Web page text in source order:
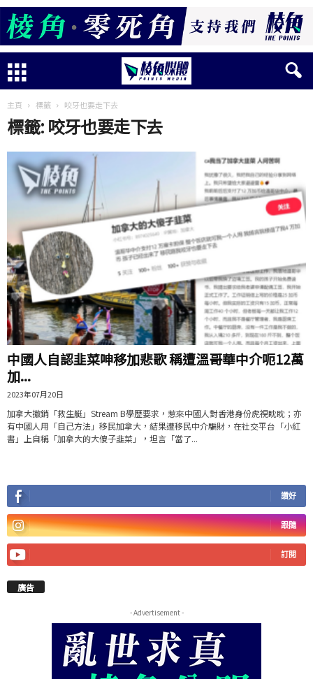
主頁 標籤 咬牙也要走下去
標籤: 咬牙也要走下去
中國人自認韭菜呻移加悲歌 稱遭溫哥華中介呃12萬
加...
2023年07月20日
加拿大撤銷「救生艇」Stream B學歷要求，惹來中國人對香港身份虎視眈眈；亦
有中國人用「自己方法」移民加拿大，結果遭移民中介騙財，在社交平台「小紅
書」上自稱「加拿大的大傻子韭菜」，坦言「當了...
讚好
跟隨
訂閱
廣告
- Advertisement -